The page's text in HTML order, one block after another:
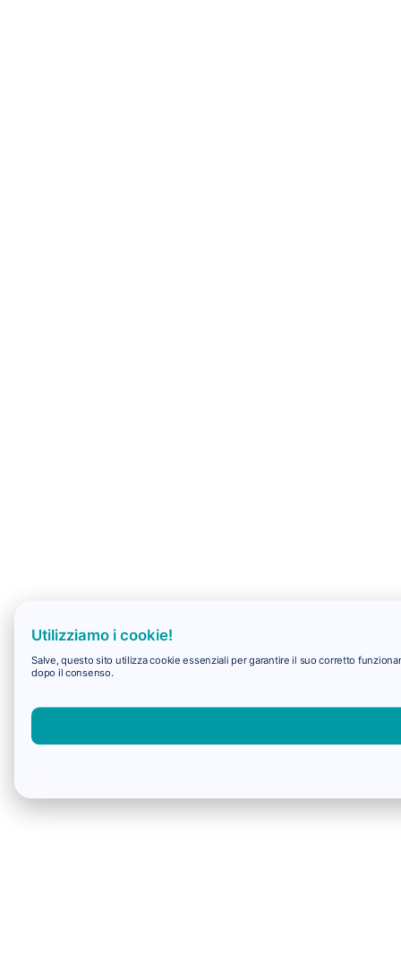
Utilizziamo i cookie!
Salve, questo sito utilizza cookie essenziali per garantire il suo corretto
dopo il consenso.